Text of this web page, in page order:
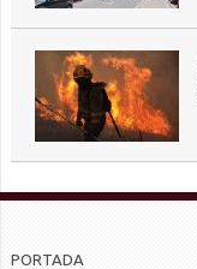
PORTADA